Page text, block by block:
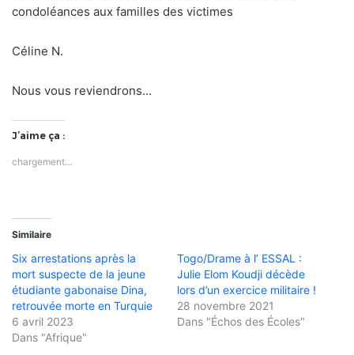
condoléances aux familles des victimes
Céline N.
Nous vous reviendrons…
J’aime ça :
chargement…
Similaire
Six arrestations après la
mort suspecte de la jeune
étudiante gabonaise Dina,
retrouvée morte en Turquie
6 avril 2023
Dans "Afrique"
Togo/Drame à l’ ESSAL :
Julie Elom Koudji décède
lors d’un exercice militaire !
28 novembre 2021
Dans "Échos des Écoles"